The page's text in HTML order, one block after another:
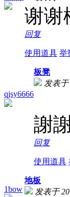
谢谢
回复
使用道具 举
qjsy6666
板凳
发表于
謝
回复
使用道具
1bow
地板
发表于